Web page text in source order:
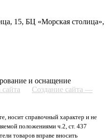
15, БЦ «Морская столица»,
и оснащение
сайта
Создание сайта —
носит справочный характер и не
положениями ч.2, ст. 437
товаров вправе вносить